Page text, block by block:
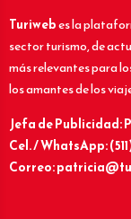
Turiwebes la
sector turismo, de
más relevantes para
los amantes de los
Jefa de Publicidad:
Cel. / WhatsApp:
Correo: